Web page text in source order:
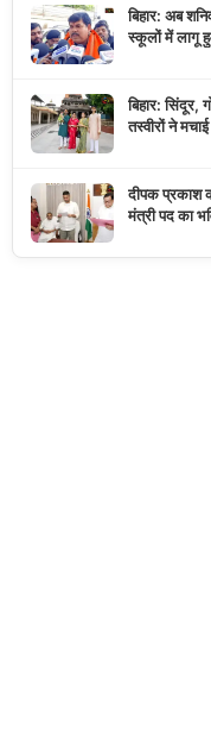
बिहार: अब
स्कूलों में लागू
बिहार: सिंदूर,
तस्वीरों ने
दीपक प्रकाश
मंत्री पद का